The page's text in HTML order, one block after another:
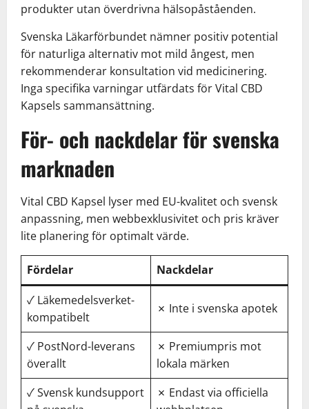
produkter utan överdrivna hälsopåståenden.
Svenska Läkarförbundet nämner positiv potential
för naturliga alternativ mot mild ångest, men
rekommenderar konsultation vid medicinering.
Inga specifika varningar utfärdats för Vital CBD
Kapsels sammansättning.
För- och nackdelar för svenska
marknaden
Vital CBD Kapsel lyser med EU-kvalitet och svensk
anpassning, men webbexklusivitet och pris kräver
lite planering för optimalt värde.
Fördelar
Nackdelar
✓ Läkemedelsverket-
kompatibelt
✗ Inte i svenska apotek
✓ PostNord-leverans
överallt
✗ Premiumpris mot
lokala märken
✓ Svensk kundsupport
✗ Endast via officiella